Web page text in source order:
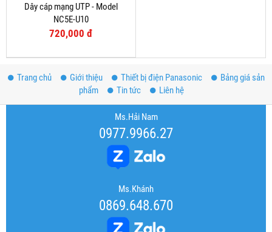
Dây cáp mạng UTP - Model
NC5E-U10
720,000 đ
Trang chủ Giới thiệu Thiết bị điện Panasonic
Bảng giá sản
phẩm
Tin tức Liên hệ
Ms.Hải Nam
0977.9966.27
Ms.Khánh
0869.648.670